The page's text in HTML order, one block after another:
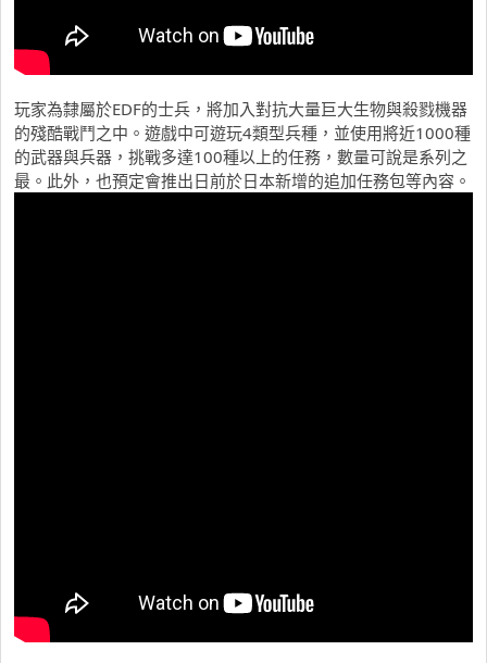
玩家為隸屬於EDF的士兵，將加入對抗大量巨大生物與殺戮機器
的殘酷戰鬥之中。遊戲中可遊玩4類型兵種，並使用將近1000種
的武器與兵器，挑戰多達100種以上的任務，數量可說是系列之
最。此外，也預定會推出日前於日本新增的追加任務包等內容。